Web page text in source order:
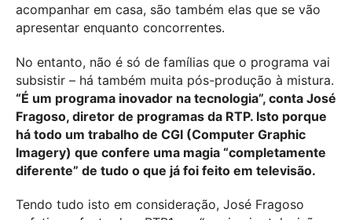
acompanhar em casa, são também elas que se vão
apresentar enquanto concorrentes.
No entanto, não é só de famílias que o programa vai
subsistir – há também muita pós-produção à mistura.
“É um programa inovador na tecnologia”, conta José
Fragoso, diretor de programas da RTP. Isto porque
há todo um trabalho de CGI (Computer Graphic
Imagery) que confere uma magia “completamente
diferente” de tudo o que já foi feito em televisão.
Tendo tudo isto em consideração, José Fragoso